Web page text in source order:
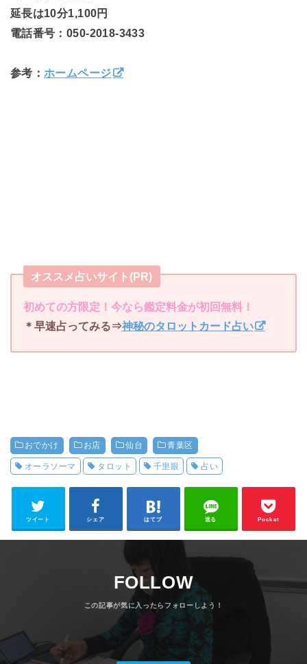
延長は10分1,100円
電話番号：050-2018-3433
参考：ホームページ
オススメ占いサイト(PR)
初めての方限定！今なら鑑定料金が初回無料！
＊早速占ってみる⇒神秘のタロットカード占い
おでかけ お店 仙台 青葉区
オーラソーマ タロット 千里眼 占い
ツイート シェア はてブ 送る Pocket
FOLLOW